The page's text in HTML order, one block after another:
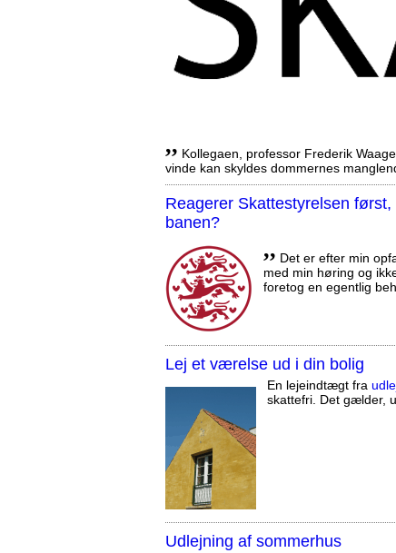
,, Kollegaen, professor Frederik
vinde kan skyldes dommernes
Reagerer Skattestyrelsen
banen?
,, Det er efter min
med min høring og
foretog en egentlig
Lej et værelse ud i din bolig
En lejeindtægt fra
skattefri. Det gælder,
Udlejning af sommerhus